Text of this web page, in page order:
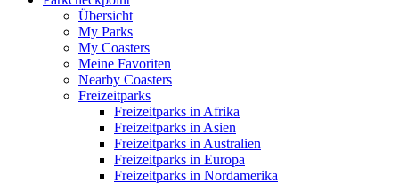
Übersicht
My Parks
My Coasters
Meine Favoriten
Nearby Coasters
Freizeitparks
Freizeitparks in Afrika
Freizeitparks in Asien
Freizeitparks in Australien
Freizeitparks in Europa
Freizeitparks in Nordamerika